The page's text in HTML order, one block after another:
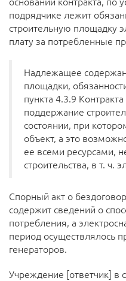
подрядчике лежит
строительную площадку
плату за потребленные
Надлежащее
площадки,
пункта 4.3.9
поддержание
состоянии, при
объект, а это
ее всеми ресурсами,
строительства, в т. ч.
Спорный акт о
содержит сведений о
потребления, а
период осуществлялось
генераторов.
Учреждение [ответчик] в